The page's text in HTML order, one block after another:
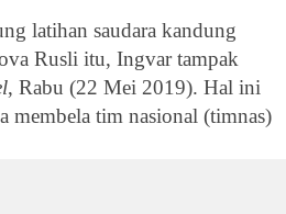
latihan saudara kandung
Rusli itu, Ingvar tampak
, Rabu (22 Mei 2019). Hal ini
membela tim nasional (timnas)